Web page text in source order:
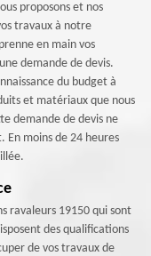
proposons et nos
travaux à notre
en main vos
demande de devis.
du budget à
et matériaux que nous
demande de devis ne
moins de 24 heures
ravaleurs 19150 qui sont
des qualifications
de vos travaux de